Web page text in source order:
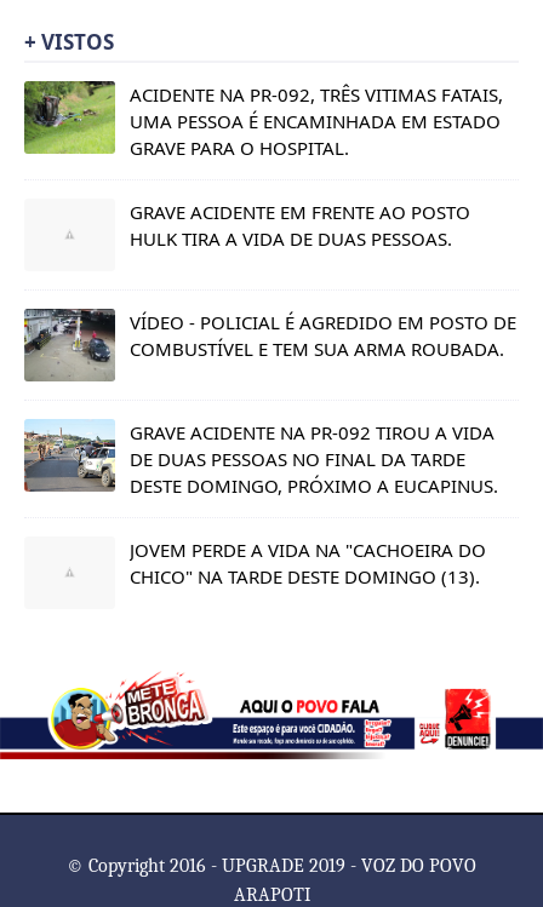
+ VISTOS
ACIDENTE NA PR-092, TRÊS VITIMAS FATAIS,
UMA PESSOA É ENCAMINHADA EM ESTADO
GRAVE PARA O HOSPITAL.
GRAVE ACIDENTE EM FRENTE AO POSTO
HULK TIRA A VIDA DE DUAS PESSOAS.
VÍDEO - POLICIAL É AGREDIDO EM POSTO DE
COMBUSTÍVEL E TEM SUA ARMA ROUBADA.
GRAVE ACIDENTE NA PR-092 TIROU A VIDA
DE DUAS PESSOAS NO FINAL DA TARDE
DESTE DOMINGO, PRÓXIMO A EUCAPINUS.
JOVEM PERDE A VIDA NA "CACHOEIRA DO
CHICO" NA TARDE DESTE DOMINGO (13).
© Copyright 2016 - UPGRADE 2019 - VOZ DO POVO
ARAPOTI